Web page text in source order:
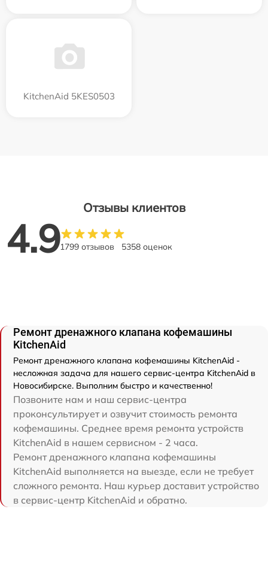
KitchenAid 5KES0503
Отзывы клиентов
4.91799 отзывов 5358 оценок
Ремонт дренажного клапана кофемашины
KitchenAid
Ремонт дренажного клапана кофемашины KitchenAid -
несложная задача для нашего сервис-центра KitchenAid в
Новосибирске. Выполним быстро и качественно!
Позвоните нам и наш сервис-центра
проконсультирует и озвучит стоимость ремонта
кофемашины. Среднее время ремонта устройств
KitchenAid в нашем сервисном - 2 часа.
Ремонт дренажного клапана кофемашины
KitchenAid выполняется на выезде, если не требует
сложного ремонта. Наш курьер доставит устройство
в сервис-центр KitchenAid и обратно.